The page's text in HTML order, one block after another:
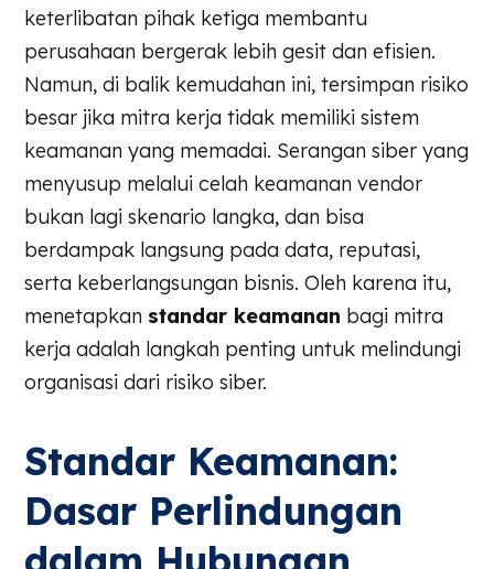
keterlibatan pihak ketiga membantu
perusahaan bergerak lebih gesit dan efisien.
Namun, di balik kemudahan ini, tersimpan risiko
besar jika mitra kerja tidak memiliki sistem
keamanan yang memadai. Serangan siber yang
menyusup melalui celah keamanan vendor
bukan lagi skenario langka, dan bisa
berdampak langsung pada data, reputasi,
serta keberlangsungan bisnis. Oleh karena itu,
menetapkan standar keamanan bagi mitra
kerja adalah langkah penting untuk melindungi
organisasi dari risiko siber.
Standar Keamanan:
Dasar Perlindungan